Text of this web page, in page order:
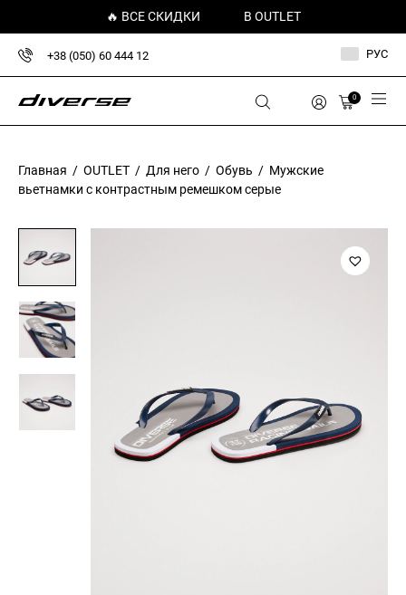
🔥 ВСЕ СКИДКИ В OUTLET
+38 (050) 60 444 12 РУС
0
Главная / OUTLET / Для него / Обувь / Мужские
вьетнамки с контрастным ремешком серые